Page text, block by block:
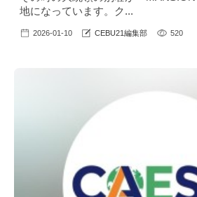
地になっています。ク...
2026-01-10 CEBU21編集部 520